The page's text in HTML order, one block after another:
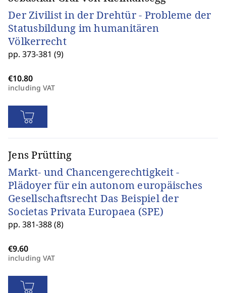
Der Zivilist in der Drehtür - Probleme der
Statusbildung im humanitären
Völkerrecht
pp. 373-381 (9)
including VAT
Jens Prütting
Markt- und Chancengerechtigkeit -
Plädoyer für ein autonom europäisches
Gesellschaftsrecht Das Beispiel der
Societas Privata Europaea (SPE)
pp. 381-388 (8)
including VAT